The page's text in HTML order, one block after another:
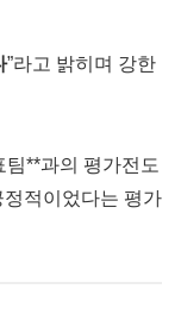
”라고 밝히며 강한
**과의 평가전도
적이었다는 평가